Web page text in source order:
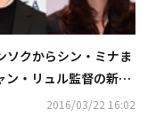
ソクからシン・ミナま
ン・リュル監督の新作
人行」に特別出演
2016/03/22 16:02